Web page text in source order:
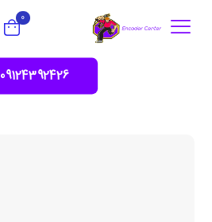
0
09124392426